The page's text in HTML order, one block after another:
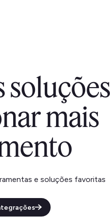
mais
e soluções favoritas